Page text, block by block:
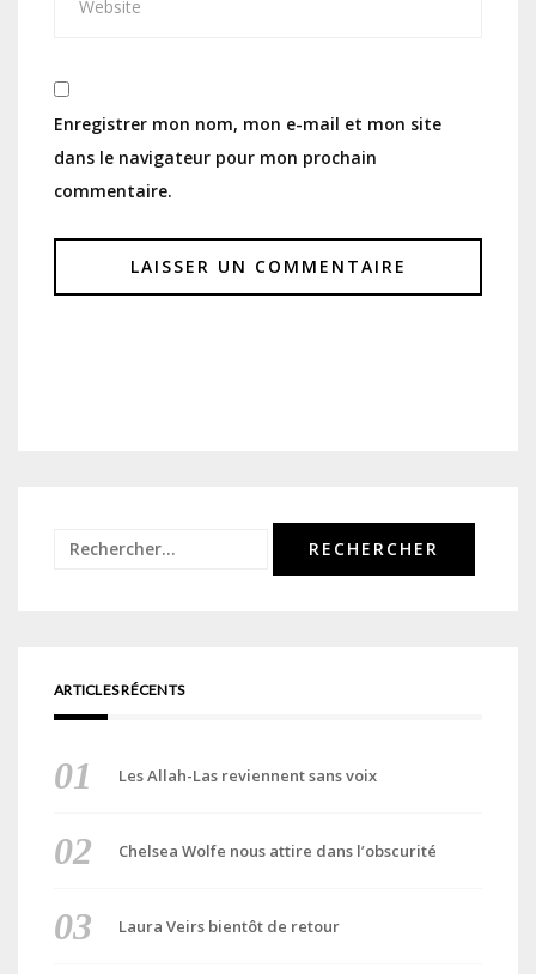
Enregistrer mon nom, mon e-mail et mon site
dans le navigateur pour mon prochain
commentaire.
Rechercher :
ARTICLES RÉCENTS
Les Allah-Las reviennent sans voix
Chelsea Wolfe nous attire dans l’obscurité
Laura Veirs bientôt de retour